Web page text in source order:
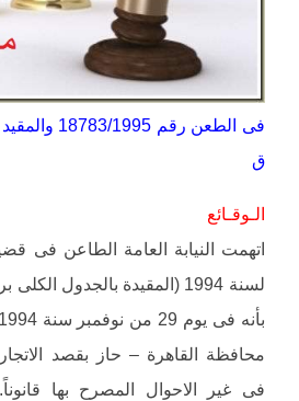
ق
الـوقـائع
محافظة القاهرة – حاز بقصد
فى غير الاحوال المصرح بها